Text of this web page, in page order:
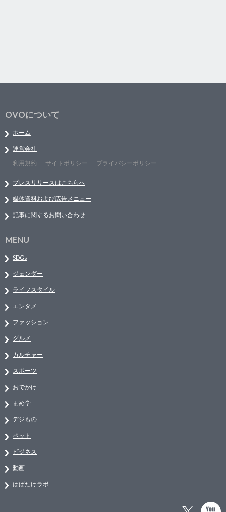
OVOについて
ホーム
運営会社
利用規約
サイトポリシー プライバシーポリシー
プレスリリースはこちらへ
媒体資料および広告メニュー
記事に関するお問い合わせ
MENU
SDGs
ジェンダー
ライフスタイル
エンタメ
ファッション
グルメ
カルチャー
スポーツ
おでかけ
まめ学
デジもの
ペット
ビジネス
動画
はばたけラボ